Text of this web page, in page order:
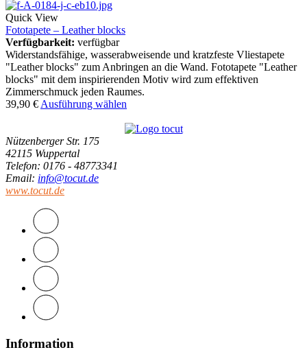
Quick View
Fototapete – Leather blocks
Verfügbarkeit: verfügbar
Widerstandsfähige, wasserabweisende und kratzfeste Vliestapete
"Leather blocks" zum Anbringen an die Wand. Fototapete "Leather
blocks" mit dem inspirierenden Motiv wird zum effektiven
Zimmerschmuck jeden Raumes.
39,90 € Ausführung wählen
Nützenberger Str. 175
42115 Wuppertal
Telefon: 0176 - 48773341
Email: info@tocut.de
www.tocut.de
Information